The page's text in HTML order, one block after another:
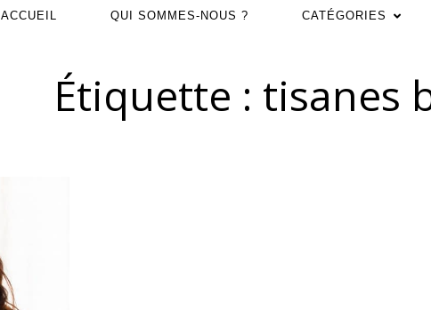
ACCUEIL QUI SOMMES-NOUS ? CATÉGORIES
Étiquette : tisanes